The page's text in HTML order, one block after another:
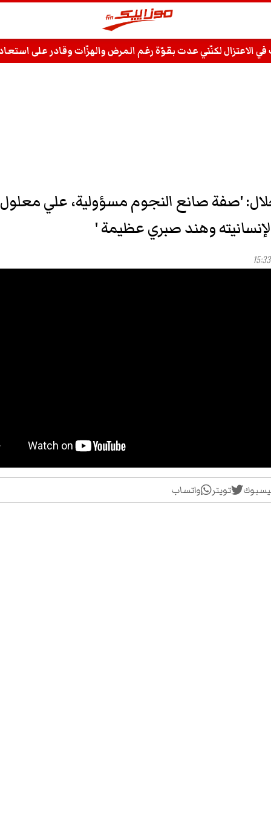
في الاعتزال لكنّني عدت بقوّة رغم المرض والهزّات وقادر على
'صفة صانع النجوم مسؤولية، علي معلول
وهند صبري عظيمة '
تويتر واتساب